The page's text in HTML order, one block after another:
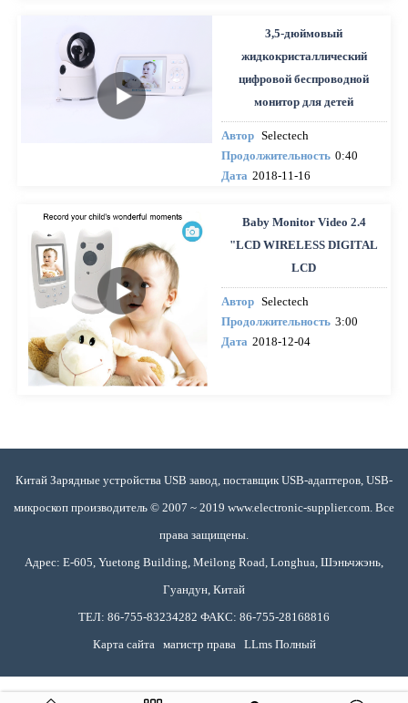
3,5-дюймовый
жидкокристаллический
цифровой беспроводной
монитор для детей
Автор Selectech
Продолжительность 0:40
Дата 2018-11-16
Baby Monitor Video 2.4
"LCD WIRELESS DIGITAL
LCD
Автор Selectech
Продолжительность 3:00
Дата 2018-12-04
Китай Зарядные устройства USB завод, поставщик USB-адаптеров, USB-
микроскоп производитель © 2007 ~ 2019 www.electronic-supplier.com. Все
права защищены.
Адрес: E-605, Yuetong Building, Meilong Road, Longhua, Шэньчжэнь,
Гуандун, Китай
ТЕЛ: 86-755-83234282 ФАКС: 86-755-28168816
Карта сайта магистр права LLms Полный